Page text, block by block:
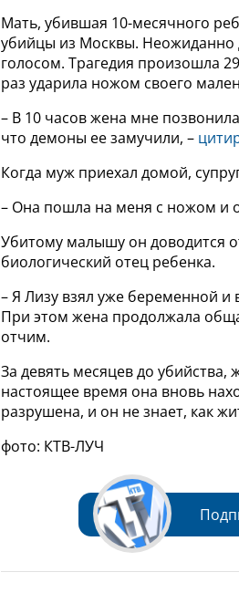
Мать, убившая 10-месячного
убийцы из Москвы. Неожиданно
голосом. Трагедия произошла
раз ударила ножом своего
– В 10 часов жена мне
что демоны ее замучили, –
Когда муж приехал домой,
– Она пошла на меня с ножом и
Убитому малышу он доводится
биологический отец ребенка.
– Я Лизу взял уже беременной и
При этом жена продолжала
отчим.
За девять месяцев до
настоящее время она вновь
разрушена, и он не знает, как
фото: КТВ-ЛУЧ